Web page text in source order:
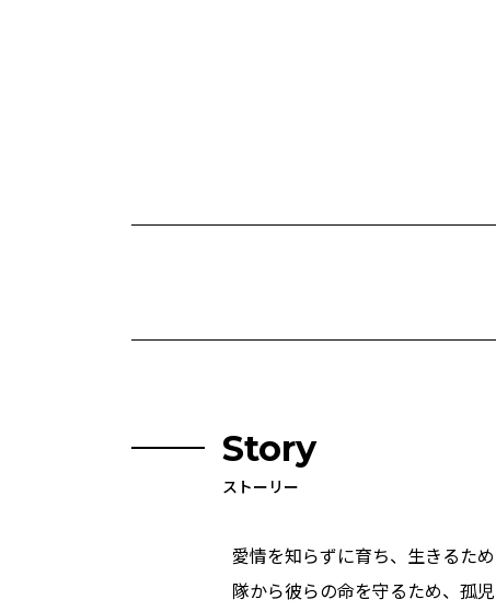
Story
ストーリー
愛情を知らずに育ち、生きるた
隊から彼らの命を守るため、孤